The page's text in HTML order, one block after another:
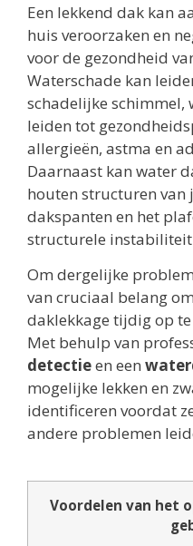
Een lekkend dak kan
huis veroorzaken en
voor de gezondheid
Waterschade kan
schadelijke schimmel,
leiden tot
allergieën, astma en
Daarnaast kan water
houten structuren van
dakspanten en het
structurele
Om dergelijke
van cruciaal belang
daklekkage tijdig op
Met behulp van
detectieen een
mogelijke lekken en
identificeren voordat
andere problemen
Voordelen van het